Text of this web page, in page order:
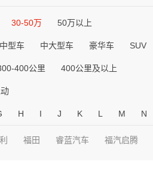
30-50万 50万以上
中型车 中大型车 豪华车 SUV
400公里 400公里及以上
H I J K L M N
福田 睿蓝汽车 福汽启腾